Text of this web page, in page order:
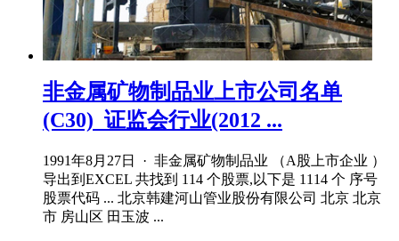
非金属矿物制品业上市公司名单
(C30)_证监会行业(2012 ...
1991年8月27日 · 非金属矿物制品业 （A股上市企业 ）
导出到EXCEL 共找到 114 个股票,以下是 1114 个 序号
股票代码 ... 北京韩建河山管业股份有限公司 北京 北京
市 房山区 田玉波 ...